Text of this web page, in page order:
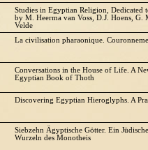
Studies in Egyptian Religion, Dedicated
by M. Heerma van Voss, D.J. Hoens, G.
Velde
La civilisation pharaonique.
Conversations in the House of Life. A
Egyptian Book of Thoth
Discovering Egyptian Hieroglyphs. A
Siebzehn Ägyptische Götter. Ein
Wurzeln des Monotheis